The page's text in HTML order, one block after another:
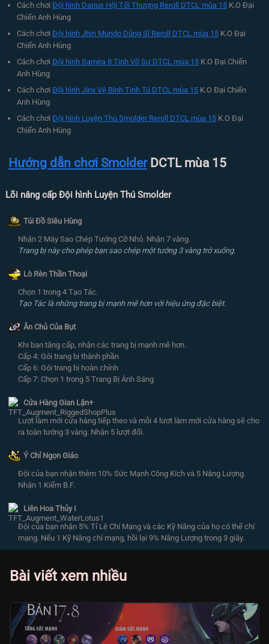
Cách chơi Đội hình Darius Hội Tối Thượng Reroll DTCL mùa 15 K.O Đại
Chiến Anh Hùng
Cách chơi Đội hình Jhin Mundo Dũng Sĩ Reroll DTCL mùa 15 K.O Đại
Chiến Anh Hùng
Cách chơi Đội hình Samira 8 Tinh Võ Sư DTCL mùa 15 K.O Đại Chiến
Anh Hùng
Cách chơi Đội hình Jinx Vệ Binh Tinh Tú DTCL mùa 15 K.O Đại Chiến
Anh Hùng
Cách chơi Đội hình Luyện Thú Smolder Reroll DTCL mùa 15 K.O Đại
Chiến Anh Hùng
Hướng dẫn chơi SmolderDCTL mùa 15
Lõi nâng cấp Đội hình Luyện Thú Smolder
Túi Đồ Siêu Hùng
Nhận 2 Máy Sao Chép Tướng Cỡ Nhỏ. Nhận 7 vàng.
Trang bị này cho phép bạn sao chép một tướng 3 vàng trở xuống.
Lò Rèn Thần Thoại
Chọn 1 trong 4 Tạo Tác.
Tạo Tác là những trang bị mạnh mẽ hơn với hiệu ứng đặc biệt.
Ân Chủ Của Bụt
Khi bạn tăng cấp, nhận các trang bị mạnh mẽ hơn.
Cấp 4: Gói trang bị thành phần
Cấp 6: Gói trang bị hoàn chỉnh
Cấp 7: Chọn 1 trong 5 Trang Bị Ánh Sáng
Cửa Hàng Gian Lận+
Lượt làm mới cửa hàng tiếp theo và mỗi 4 lượt làm mới cửa hàng sẽ cho
ra toàn tướng 3 vàng. Nhận 5 lượt đổi.
Ý Chỉ Ngọn Giáo
Đội của bạn nhận thêm 10% Sức Mạnh Công Kích và 5 Năng Lượng.
Nhận 1 Kiếm B.F.
Liên Hoa Thủy I
Đội của bạn nhận 5% Tỉ Lệ Chí Mạng và các Kỹ Năng của họ có thể chí
mạng. Nếu 1 Kỹ Năng chí mạng, hồi lại 9% Năng Lượng trong 3 giây.
Bài viết xem nhiều